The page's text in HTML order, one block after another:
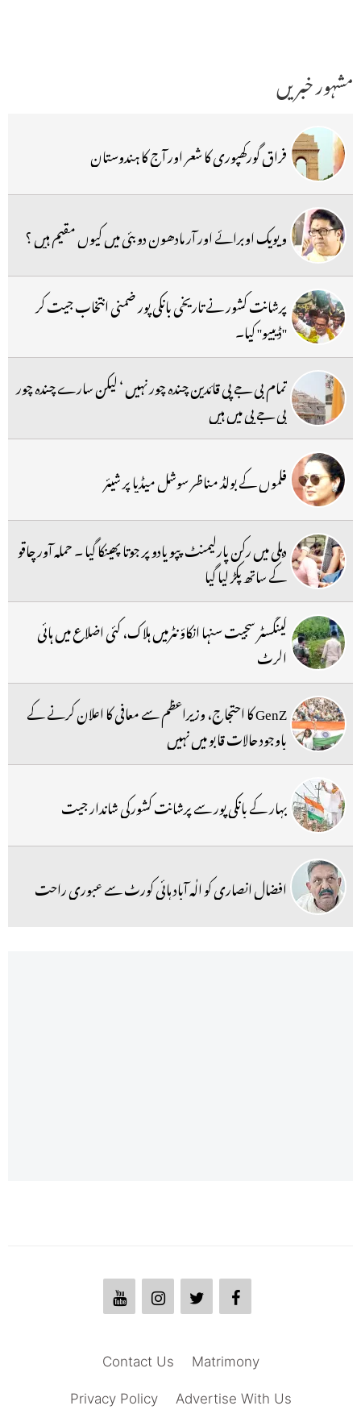
مشہور خبریں
فراق گورکھپوری کا شعر اور آج کا ہندوستان
ویویک اوبرائے اور آر مادھون دوبئی میں کیوں مقیم ہیں ؟
پرشانت کشور نے تاریخی بانکی پور ضمنی انتخاب جیت کر
''ڈیبیو'' کیا۔
تمام بی جے پی قائدین چندہ چور نہیں ‘ لیکن سارے چندہ چور
بی جے پی میں ہیں
فلموں کے بولڈ مناظر سوشل میڈیا پر شیئر
دہلی میں رکن پارلیمنٹ پپو یادو پر جوتا پھینکا گیا ۔ حملہ آور چاقو
کے ساتھ پکڑ لیا گیا
گینگسٹر سجیت سنہا انکاؤنٹرمیں ہلاک، کئی اضلاع میں ہائی
الرٹ
GenZ کا احتجاج، وزیراعظم سے معافی کا اعلان کرنے کے
باوجود حالات قابو میں نہیں
بہار کے بانکی پور سے پرشانت کشورکی شاندار جیت
افضال انصاری کو الٰہ آباد ہائی کورٹ سے عبوری راحت
Matrimony
Contact Us
Advertise With Us
Privacy Policy